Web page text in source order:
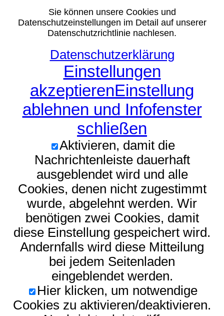
Sie können unsere Cookies und
Datenschutzeinstellungen im Detail auf unserer
Datenschutzrichtlinie nachlesen.
Datenschutzerklärung
Einstellungen
akzeptierenEinstellung
ablehnen und Infofenster
schließen
Aktivieren, damit die
Nachrichtenleiste dauerhaft
ausgeblendet wird und alle
Cookies, denen nicht zugestimmt
wurde, abgelehnt werden. Wir
benötigen zwei Cookies, damit
diese Einstellung gespeichert wird.
Andernfalls wird diese Mitteilung
bei jedem Seitenladen
eingeblendet werden.
Hier klicken, um notwendige
Cookies zu aktivieren/deaktivieren.